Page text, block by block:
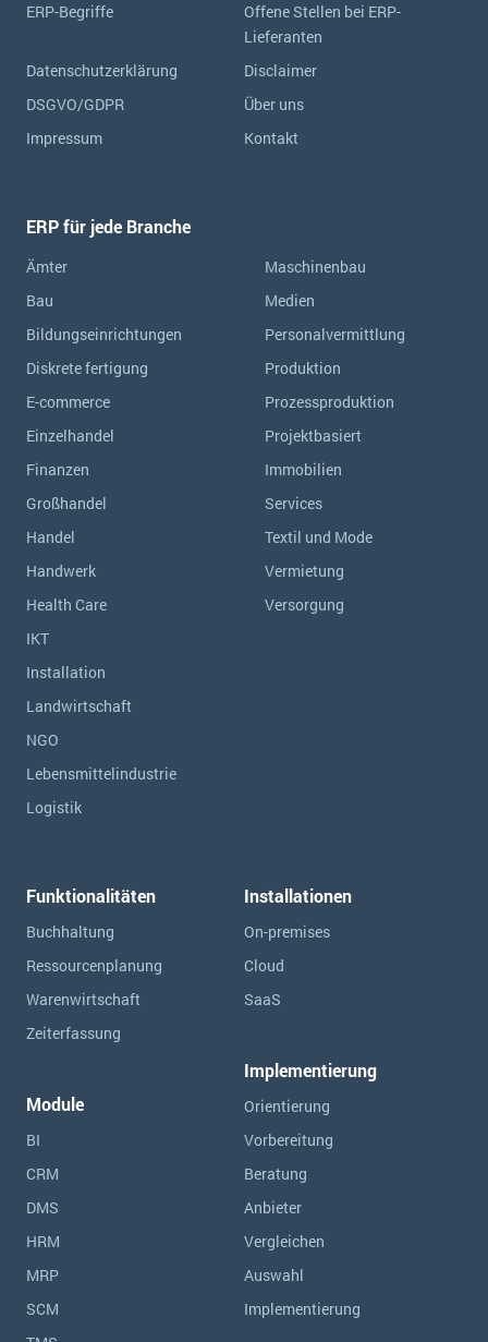
ERP-Begriffe
Offene Stellen bei ERP-
Lieferanten
Datenschutzerklärung
Disclaimer
DSGVO/GDPR
Über uns
Impressum
Kontakt
ERP für jede Branche
Ämter
Bau
Bildungseinrichtungen
Diskrete fertigung
E-commerce
Einzelhandel
Finanzen
Großhandel
Handel
Handwerk
Health Care
IKT
Installation
Landwirtschaft
NGO
Lebensmittelindustrie
Logistik
Maschinenbau
Medien
Personalvermittlung
Produktion
Prozessproduktion
Projektbasiert
Immobilien
Services
Textil und Mode
Vermietung
Versorgung
Funktionalitäten
Buchhaltung
Ressourcen­planung
Warenwirtschaft
Zeiterfassung
Module
BI
CRM
DMS
HRM
MRP
SCM
Installationen
On-premises
Cloud
SaaS
Implementierung
Orientierung
Vorbereitung
Beratung
Anbieter
Vergleichen
Auswahl
Implementierung